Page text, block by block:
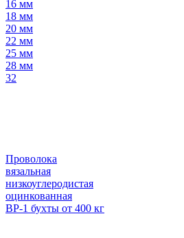
16 мм
18 мм
20 мм
22 мм
25 мм
28 мм
32
Проволока
вязальная
низкоуглеродистая
оцинкованная
ВР-1 бухты от 400 кг